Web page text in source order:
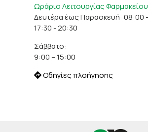
Ωράριο Λειτουργίας
Δευτέρα έως Παρασκευή: 08:00
17:30 - 20:30
Σάββατο:
9:00 – 15:00
Οδηγίες πλοήγησης